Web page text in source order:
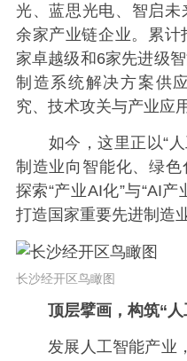
光、蓝思光电、智启
余家产业链企业。累
家卓越级和6家先进级
制造系统解决方案供
究、技术攻关与产业应
如今，这里正以“人
制造业向智能化、绿
探索“产业AI化”与“AI
打造国家重要先进制造
长沙经开区鸟瞰图
顶层擘画，构筑“人
发展人工智能产业，